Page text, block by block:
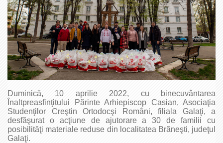
Duminică, 10 aprilie 2022, cu binecuvântarea
Înaltpreasfinţitului Părinte Arhiepiscop Casian, Asociaţia
Studenţilor Creştin Ortodocşi Români, filiala Galaţi, a
desfăşurat o acţiune de ajutorare a 30 de familii cu
posibilităţi materiale reduse din localitatea Brăneşti, judeţul
Galaţi.